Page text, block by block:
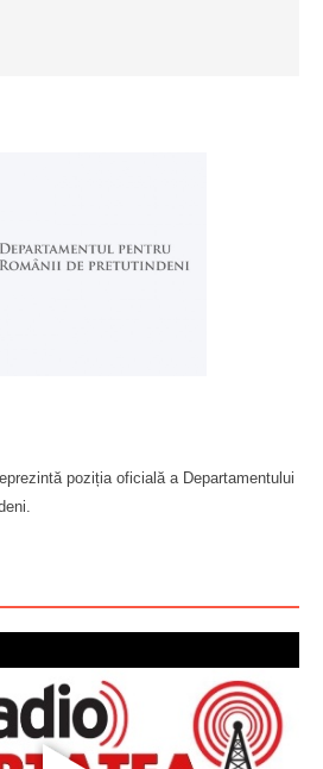
poziția oficială a Departamentului